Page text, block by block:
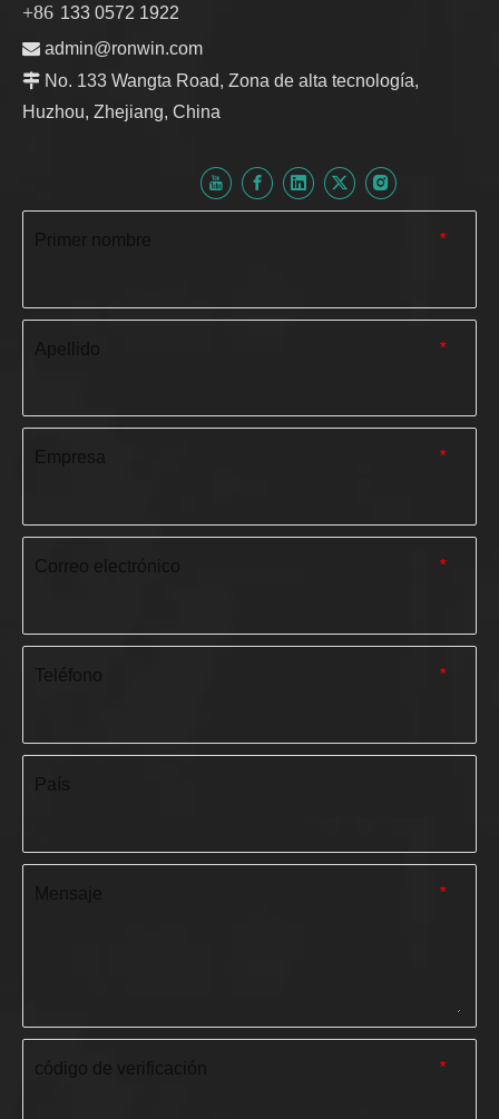
+86 133 0572 1922
 admin@ronwin.com
 No. 133 Wangta Road, Zona de alta tecnología,
Huzhou, Zhejiang, China
*
*
*
Empresa
*
Correo electrónico
*
Teléfono
*
*
código de verificación